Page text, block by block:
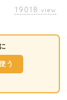
19018 view
う